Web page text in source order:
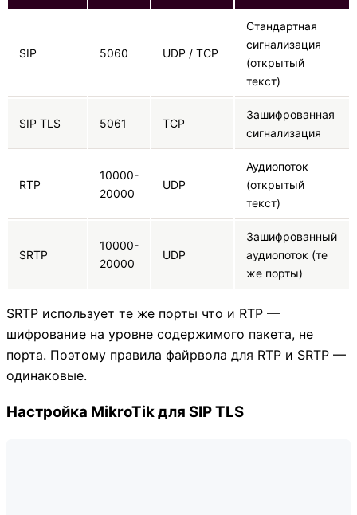
SIP 5060 UDP / TCP
Стандартная
сигнализация
(открытый
текст)
SIP TLS 5061 TCP
Зашифрованная
сигнализация
RTP
10000-
20000
UDP
Аудиопоток
(открытый
текст)
SRTP
10000-
20000
UDP
Зашифрованный
аудиопоток (те
же порты)
SRTP использует те же порты что и RTP —
шифрование на уровне содержимого пакета, не
порта. Поэтому правила файрвола для RTP и SRTP —
одинаковые.
Настройка MikroTik для SIP TLS